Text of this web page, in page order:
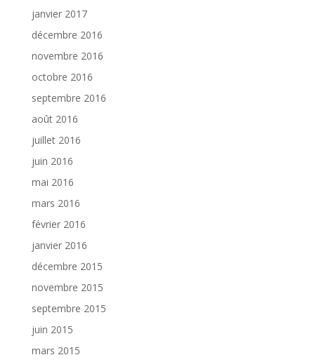
janvier 2017
décembre 2016
novembre 2016
octobre 2016
septembre 2016
août 2016
juillet 2016
juin 2016
mai 2016
mars 2016
février 2016
janvier 2016
décembre 2015
novembre 2015
septembre 2015
juin 2015
mars 2015